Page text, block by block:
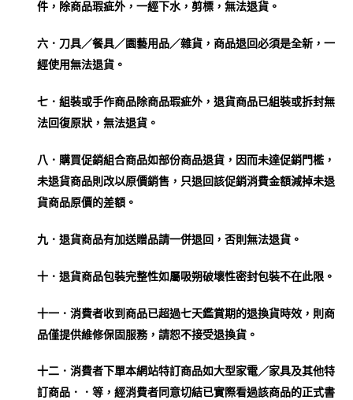
件，除商品瑕疵外，一經下水，剪標，無法退貨。
六．刀具／餐具／園藝用品／雜貨， 商品退回必須是全新，一
經使用無法退貨。
七．組裝或手作商品除商品瑕疵外，退貨商品已組裝或拆封無
法回復原狀，無法退貨。
八．購買促銷組合商品如部份商品退貨，因而未達促銷門檻，
未退貨商品則改以原價銷售，只退回該促銷消費金額減掉未退
貨商品原價的差額。
九．退貨商品有加送贈品請一併退回，否則無法退貨。
十．退貨商品包裝完整性如屬吸朔破壞性密封包裝不在此限。
十一．消費者收到商品已超過七天鑑賞期的退換貨時效，則商
品僅提供維修保固服務，請恕不接受退換貨。
十二．消費者下單本網站特訂商品如大型家電／家具及其他特
訂商品．．等，經消費者同意切結已實際看過該商品的正式書